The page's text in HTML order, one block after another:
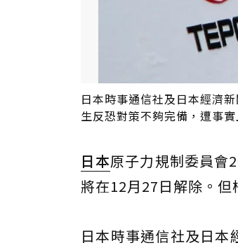
日本時事通信社及日本經濟
生反恐對策不夠完備，遭事
日本原子力規制委員會
將在12月27日解除。但
日本時事通信社及日